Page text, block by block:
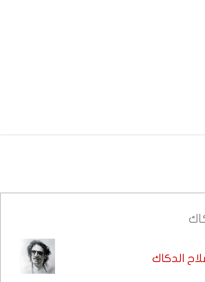
الدكاك